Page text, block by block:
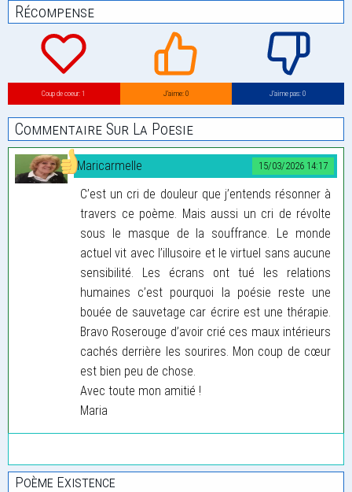
Récompense
Coup de coeur: 1 J’aime: 0 J’aime pas: 0
Commentaire Sur La Poesie
15/03/2026 14:17
Maricarmelle
C’est un cri de douleur que j’entends résonner à
travers ce poème. Mais aussi un cri de révolte
sous le masque de la souffrance. Le monde
actuel vit avec l’illusoire et le virtuel sans aucune
sensibilité. Les écrans ont tué les relations
humaines c’est pourquoi la poésie reste une
bouée de sauvetage car écrire est une thérapie.
Bravo Roserouge d’avoir crié ces maux intérieurs
cachés derrière les sourires. Mon coup de cœur
est bien peu de chose.
Avec toute mon amitié !
Maria
Poème Existence